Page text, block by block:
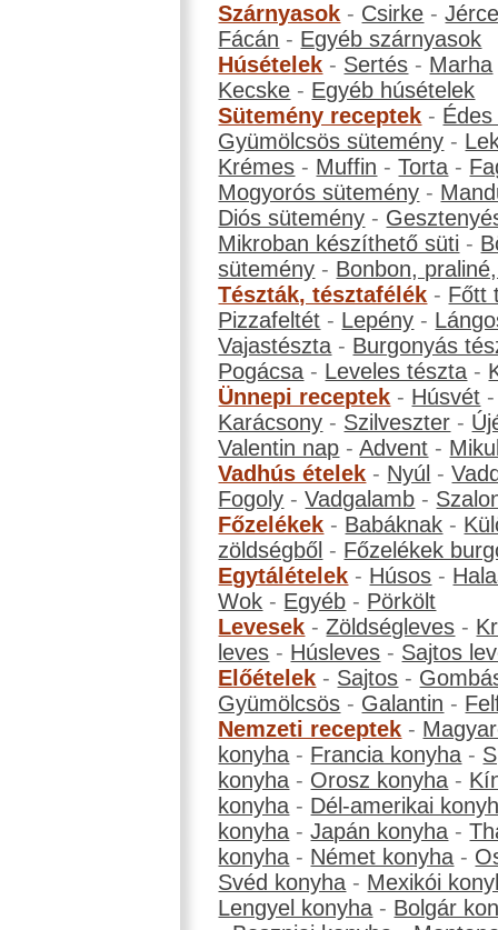
Szárnyasok - Csirke -
Fácán - Egyéb szárnyasok
Húsételek - Sertés - Marha
Kecske - Egyéb húsételek
Sütemény receptek -
Gyümölcsös sütemény -
Krémes - Muffin -Torta -
Mogyorós sütemény -
Diós sütemény -
Mikroban készíthető süti -
sütemény - Bonbon,
Tészták, tésztafélék - Főtt
Pizzafeltét - Lepény -
Vajastészta - Burgonyás
Pogácsa - Leveles tészta -
Ünnepi receptek - Húsvét
Karácsony - Szilveszter -
Valentin nap -Advent -
Vadhús ételek - Nyúl -
Fogoly -Vadgalamb -
Főzelékek - Babáknak -
zöldségből - Főzelékek
Egytálételek - Húsos -
Wok - Egyéb - Pörkölt
Levesek -Zöldségleves -
leves - Húsleves - Sajtos
Előételek - Sajtos -
Gyümölcsös - Galantin -
Nemzeti receptek -
konyha - Francia konyha -
konyha - Orosz konyha -
konyha - Dél-amerikai
konyha -Japán konyha -
konyha - Német konyha -
Svéd konyha - Mexikói
Lengyel konyha - Bolgár